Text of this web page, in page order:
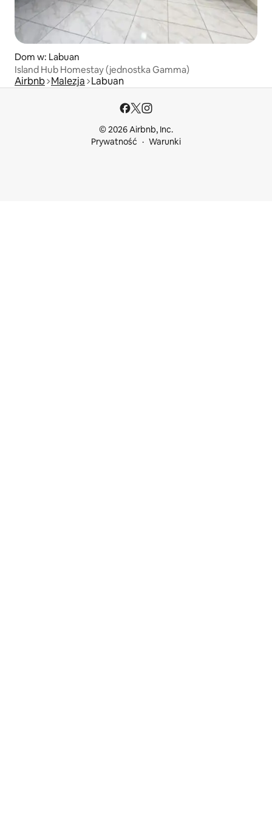
Dom w: Labuan
Island Hub Homestay (jednostka Gamma)
Airbnb Malezja Labuan
© 2026 Airbnb, Inc.
Prywatność
Warunki